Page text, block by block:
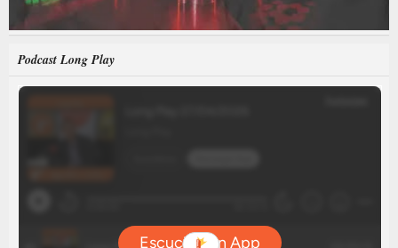
Podcast Long Play